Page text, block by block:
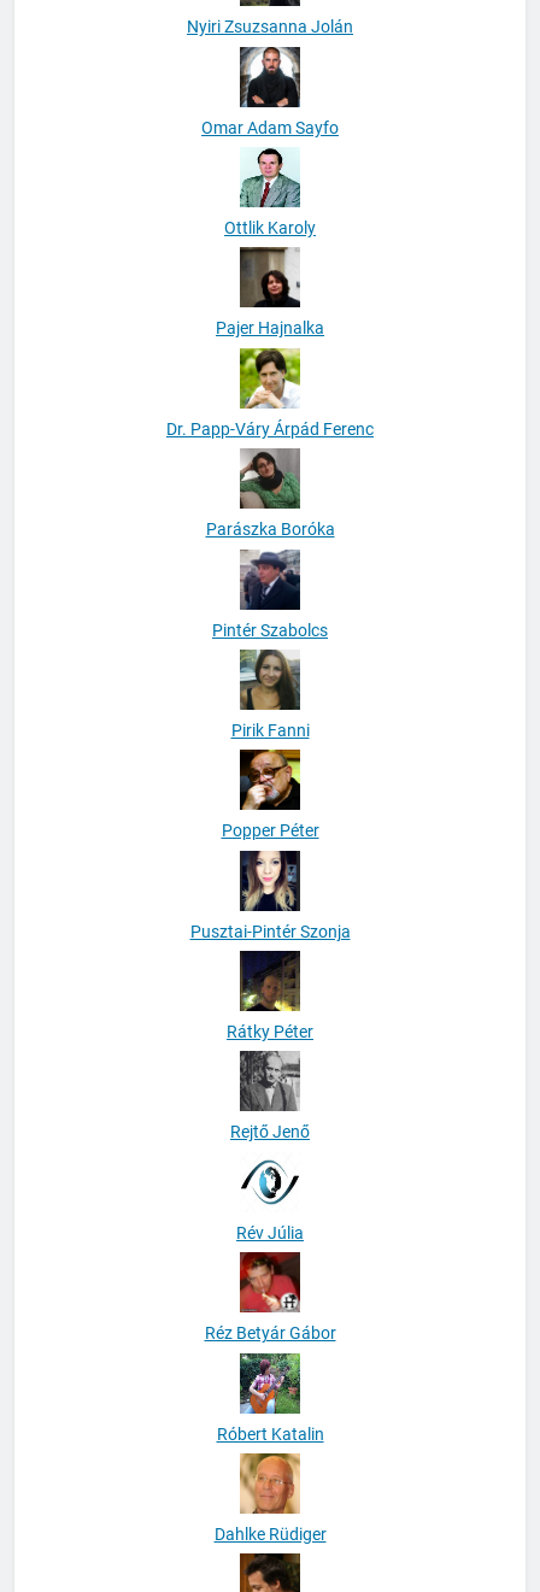
Nyiri Zsuzsanna Jolán
Omar Adam Sayfo
Ottlik Karoly
Pajer Hajnalka
Dr. Papp-Váry Árpád Ferenc
Parászka Boróka
Pintér Szabolcs
Pirik Fanni
Popper Péter
Pusztai-Pintér Szonja
Rátky Péter
Rejtő Jenő
Rév Júlia
Réz Betyár Gábor
Róbert Katalin
Dahlke Rüdiger